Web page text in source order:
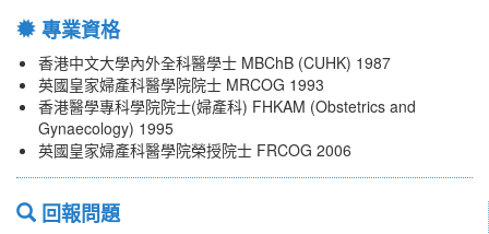
專業資格
香港中文大學內外全科醫學士 MBChB (CUHK) 1987
英國皇家婦產科醫學院院士 MRCOG 1993
香港醫學專科學院院士(婦產科) FHKAM (Obstetrics and
Gynaecology) 1995
英國皇家婦產科醫學院榮授院士 FRCOG 2006
回報問題